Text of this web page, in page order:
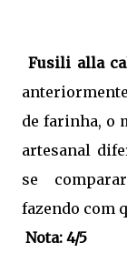
Fusili alla
de farinha, o
artesanal
se
fazendo com
Nota: 4/5